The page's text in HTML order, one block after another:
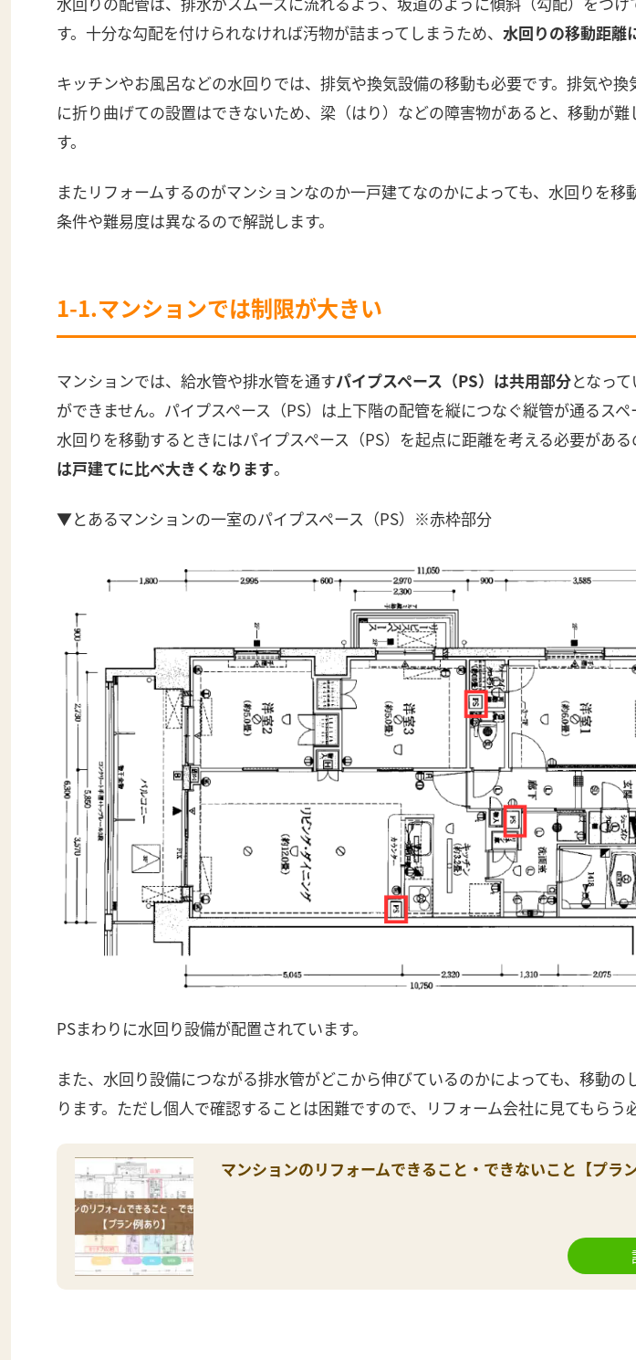
す。十分な勾配を付けられなければ汚物が詰まってしまうため、 水回りの移動距離
キッチンやお風呂などの水回りでは、排気や換気設備の移動も必要です。排気や
に折り曲げての設置はできないため、梁（はり）などの障害物があると、移動が
す。
またリフォームするのがマンションなのか一戸建てなのかによっても、水回りを移
条件や難易度は異なるので解説します。
1-1.マンションでは制限が大きい
マンションでは、給水管や排水管を通すパイプスペース（PS）は共用部分となっ
ができません。パイプスペース（PS）は上下階の配管を縦につなぐ縦管が通るスペ
水回りを移動するときにはパイプスペース（PS）を起点に距離を考える必要がある
は戸建てに比べ大きくなります。
▼とあるマンションの一室のパイプスペース（PS）※赤枠部分
PSまわりに水回り設備が配置されています。
また、水回り設備につながる排水管がどこから伸びているのかによっても、移動の
ります。ただし個人で確認することは困難ですので、リフォーム会社に見てもらう
マンションのリフォームできること・できないこと【プラン